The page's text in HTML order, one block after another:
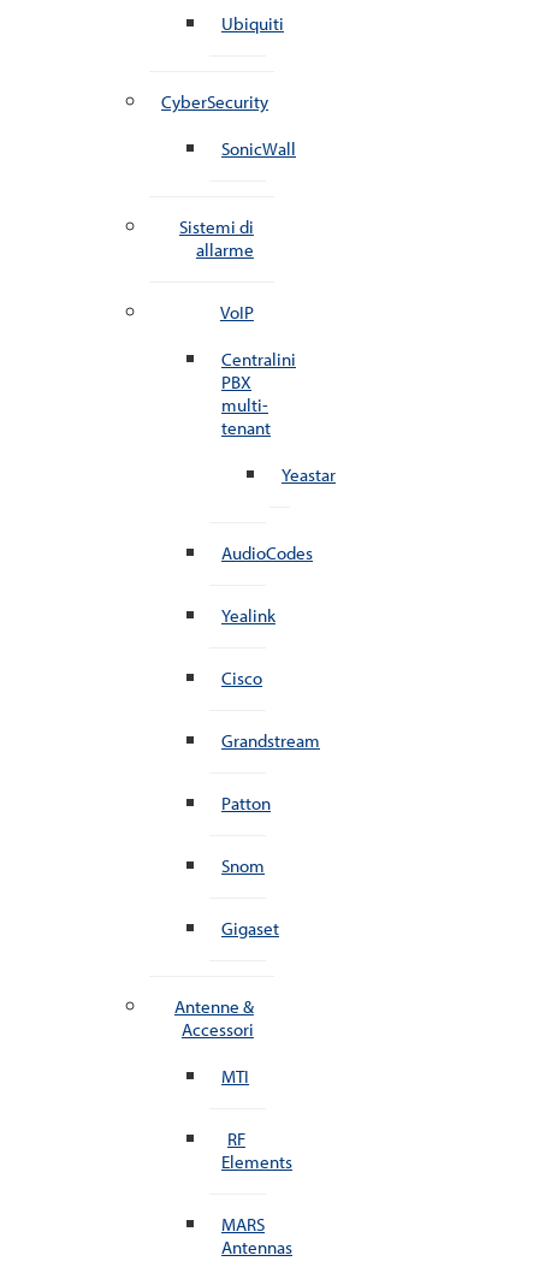
Ubiquiti
CyberSecurity
SonicWall
Sistemi di
allarme
VoIP
Centralini
PBX
multi-
tenant
Yeastar
AudioCodes
Yealink
Cisco
Grandstream
Patton
Snom
Gigaset
Antenne &
Accessori
MTI
RF
Elements
MARS
Antennas